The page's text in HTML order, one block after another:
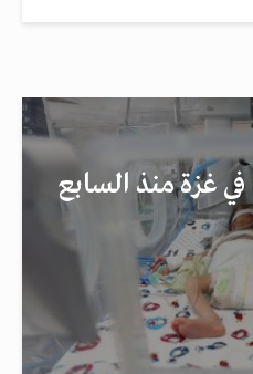
في غزة منذ السابع